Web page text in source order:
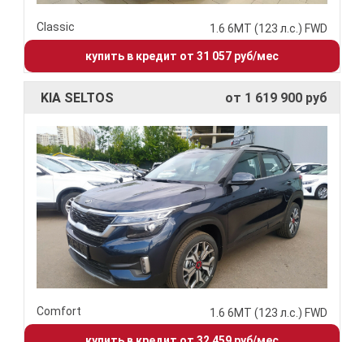
Classic 1.6 6МТ (123 л.с.) FWD
купить в кредит от 31 057 руб/мес
KIA SELTOS от 1 619 900 руб
Comfort 1.6 6МТ (123 л.с.) FWD